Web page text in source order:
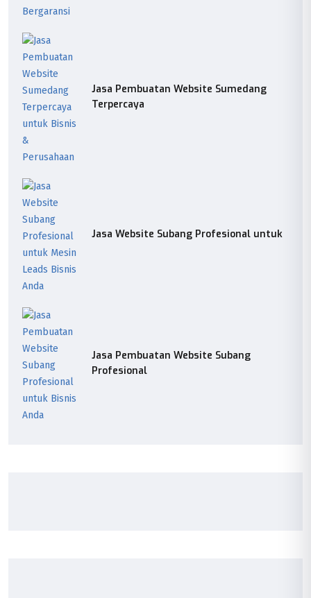
Jasa Pembuatan Website Sumedang
Terpercaya
Jasa Website Subang Profesional untuk
Jasa Pembuatan Website Subang
Profesional